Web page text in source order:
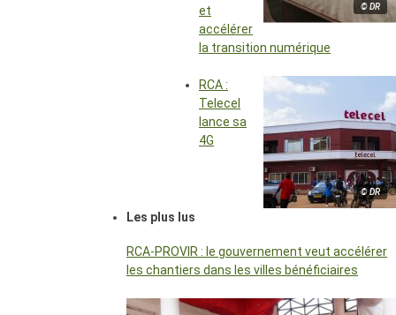
© DR
et
accélérer
la transition numérique
© DR
RCA :
Telecel
lance sa
4G
Les plus lus
RCA-PROVIR : le gouvernement veut accélérer
les chantiers dans les villes bénéficiaires